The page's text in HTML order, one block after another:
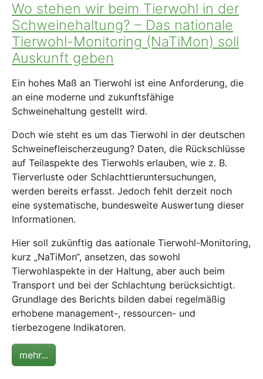
Wo stehen wir beim Tierwohl in der
Schweinehaltung? – Das nationale
Tierwohl-Monitoring (NaTiMon) soll
Auskunft geben
Ein hohes Maß an Tierwohl ist eine Anforderung, die
an eine moderne und zukunftsfähige
Schweinehaltung gestellt wird.
Doch wie steht es um das Tierwohl in der deutschen
Schweinefleischerzeugung? Daten, die Rückschlüsse
auf Teilaspekte des Tierwohls erlauben, wie z. B.
Tierverluste oder Schlachttieruntersuchungen,
werden bereits erfasst. Jedoch fehlt derzeit noch
eine systematische, bundesweite Auswertung dieser
Informationen.
Hier soll zukünftig das aationale Tierwohl-Monitoring,
kurz „NaTiMon“, ansetzen, das sowohl
Tierwohlaspekte in der Haltung, aber auch beim
Transport und bei der Schlachtung berücksichtigt.
Grundlage des Berichts bilden dabei regelmäßig
erhobene management-, ressourcen- und
tierbezogene Indikatoren.
mehr...